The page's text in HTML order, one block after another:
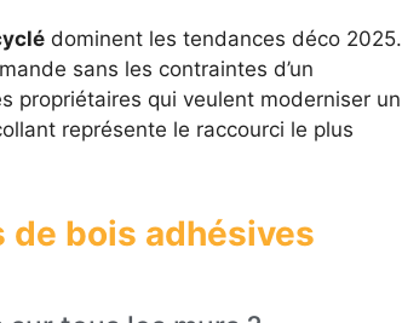
dominent les tendances déco 2025.
sans les contraintes d’un
propriétaires qui veulent moderniser un
représente le raccourci le plus
de bois adhésives